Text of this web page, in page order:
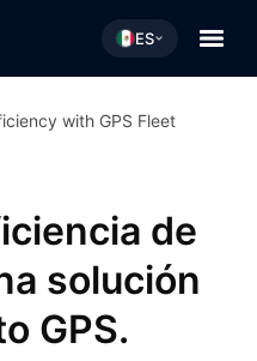
ES
with GPS Fleet
de
solución
GPS.